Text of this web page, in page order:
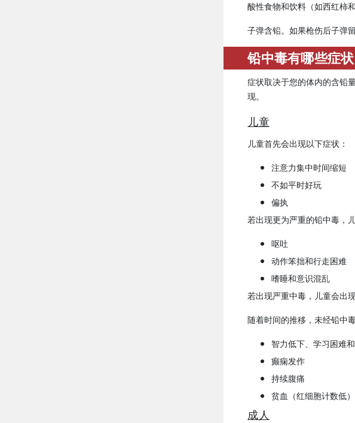
酸性食物和饮料（如西红柿
子弹含铅。如果枪伤后子弹
铅中毒有哪些症状
症状取决于您的体内的含铅
现。
儿童
儿童首先会出现以下症状：
注意力集中时间缩短
不如平时好玩
偏执
若出现更为严重的铅中毒，
呕吐
动作笨拙和行走困难
嗜睡和意识混乱
若出现严重中毒，儿童会出
随着时间的推移，未经铅中
智力低下、学习困难
癫痫发作
持续腹痛
贫血（红细胞计数低）
成人